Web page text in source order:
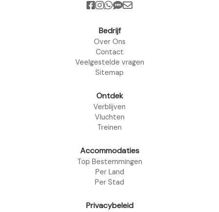
Bedrijf
Over Ons
Contact
Veelgestelde vragen
Sitemap
Ontdek
Verblijven
Vluchten
Treinen
Accommodaties
Top Bestemmingen
Per Land
Per Stad
Privacybeleid